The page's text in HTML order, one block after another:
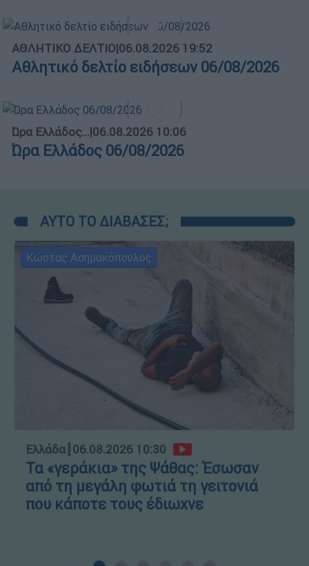
ΑΘΛΗΤΙΚΟ ΔΕΛΤΙΟ|06.08.2026 19:52
Αθλητικό δελτίο ειδήσεων 06/08/2026
Ώρα Ελλάδος...|06.08.2026 10:06
Ώρα Ελλάδος 06/08/2026
ΑΥΤΟ ΤΟ ΔΙΑΒΑΣΕΣ;
Κώστας Ασημακόπουλος
Ελλάδα┋06.08.2026 10:30
Τα «γεράκια» της Ψάθας: Έσωσαν
από τη μεγάλη φωτιά τη γειτονιά
που κάποτε τους έδιωχνε